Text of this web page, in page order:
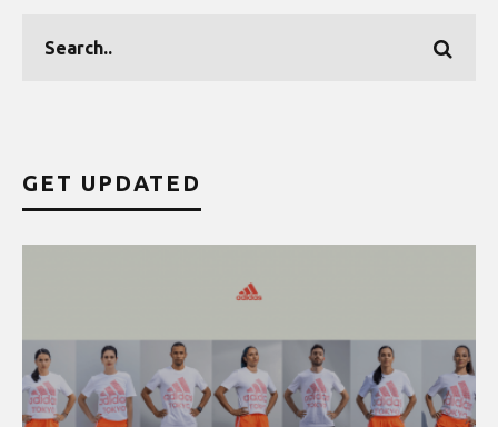
GET UPDATED